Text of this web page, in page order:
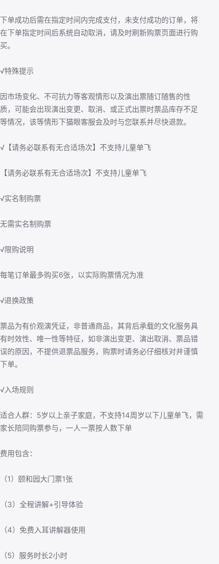
下单成功后需在指定时间内完成支付，未支付成功的订单，将
在下单指定时间后系统自动取消，请及时刷新购票页面进行购
买。
√特殊提示
因市场变化、不可抗力等客观情形以及演出票随订随售的性
质，可能会出现演出变更、取消、或正式出票时票品库存不足
等情况，该等情形下猫眼客服会及时与您联系并尽快退款。
√【请务必联系有无合适场次】不支持儿童单飞
【请务必联系有无合适场次】不支持儿童单飞
√实名制购票
无需实名制购票
√限购说明
每笔订单最多购买6张，以实际购票情况为准
√退换政策
票品为有价观演凭证，非普通商品，其背后承载的文化服务具
有时效性、唯一性等特征，如非演出变更、演出取消、票品错
误的原因，不提供退票品服务，购票时请务必仔细核对并谨慎
下单。
√入场规则
适合人群：5岁以上亲子家庭，不支持14周岁以下儿童单飞，需
家长陪同购票参与，一人一票按人数下单
费用包含：
（1）颐和园大门票1张
（3）全程讲解+引导体验
（4）免费入耳讲解器使用
（5）服务时长2小时